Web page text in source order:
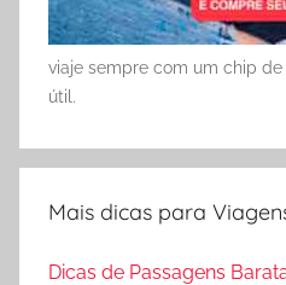
viaje sempre com um chip
útil.
Mais dicas para
Dicas de Passagens